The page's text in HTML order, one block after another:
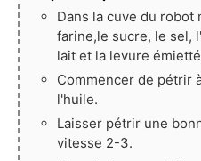
Dans la cuve du robot
farine,le sucre, le sel,
lait et la levure
Commencer de pétrir
l'huile.
Laisser pétrir une
vitesse 2-3.